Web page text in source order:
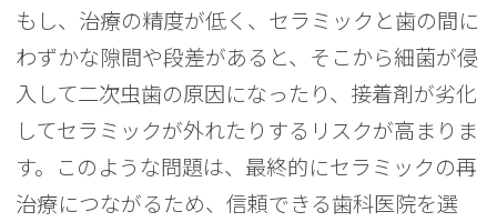
もし、治療の精度が低く、セラミックと歯の間に
わずかな隙間や段差があると、そこから細菌が侵
入して二次虫歯の原因になったり、接着剤が劣化
してセラミックが外れたりするリスクが高まりま
す。このような問題は、最終的にセラミックの再
治療につながるため、信頼できる歯科医院を選